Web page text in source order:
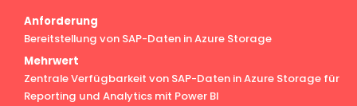
Anforderung
Bereitstellung von SAP-Daten in Azure Storage
Mehrwert
Zentrale Verfügbarkeit von SAP-Daten in Azure Storage für
Reporting und Analytics mit Power BI